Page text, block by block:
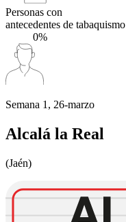
Personas con
antecedentes de tabaquismo
0%
Semana 1, 26-marzo
Alcalá la Real
(Jaén)